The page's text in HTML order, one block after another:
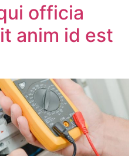
officia
anim id est